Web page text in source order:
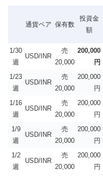
通貨ペア 保有数
投資金
額
1/30
週
USD/INR
売
20,000
200,000
円
1/23
週
USD/INR
売
20,000
200,000
円
1/16
週
USD/INR
売
20,000
200,000
円
1/9
週
USD/INR
売
20,000
200,000
円
1/2
週
USD/INR
売
20,000
200,000
円